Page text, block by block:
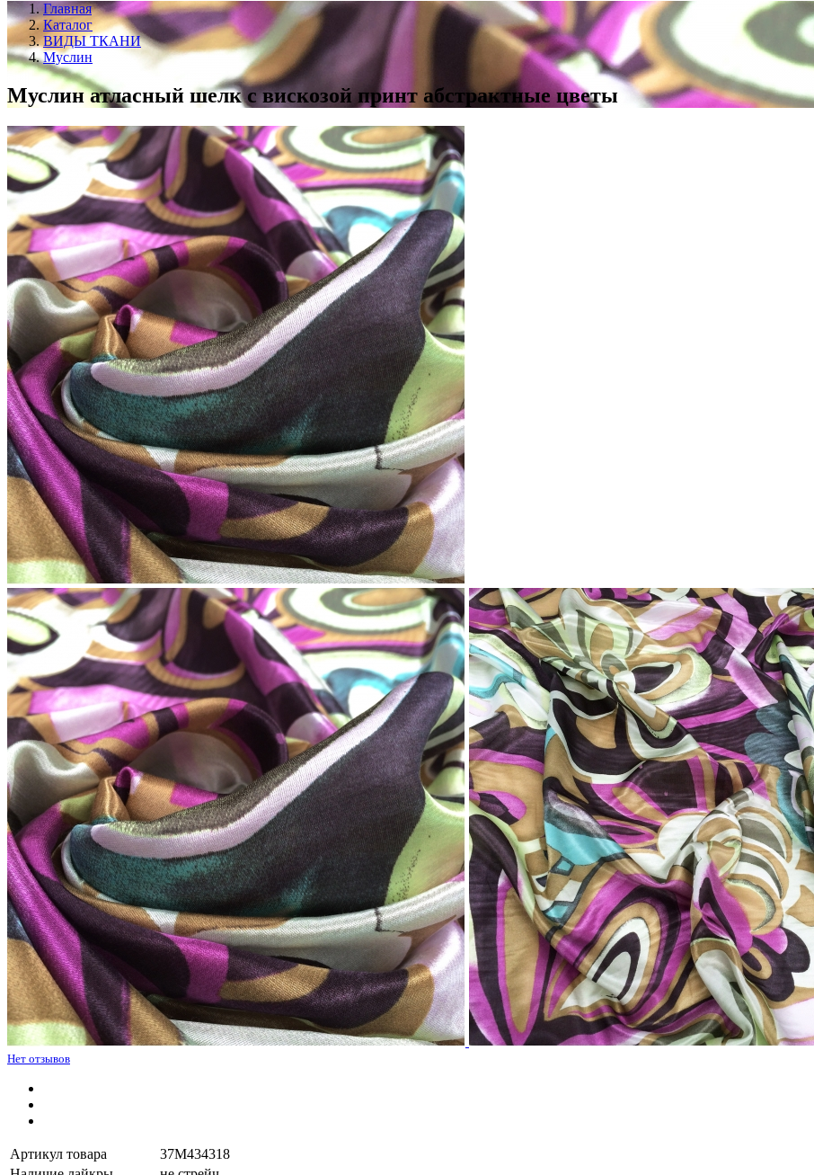
Главная
Каталог
ВИДЫ ТКАНИ
Муслин
Муслин атласный шелк с вискозой принт абстрактные цветы
Нет отзывов
Артикул товара
37M434318